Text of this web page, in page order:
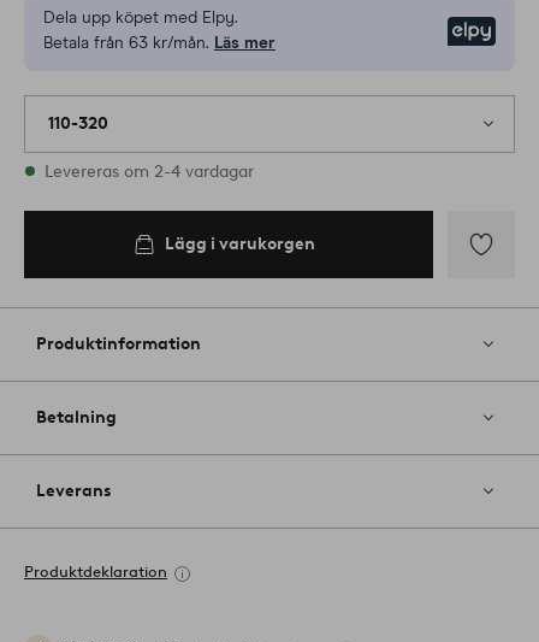
Dela upp köpet med Elpy.
Betala från 63 kr/mån. Läs mer
110-320
I lager
Levereras om 2-4 vardagar
Lägg i varukorgen
till
favoriter
Produktinformation
Betalning
Leverans
Produktdeklaration